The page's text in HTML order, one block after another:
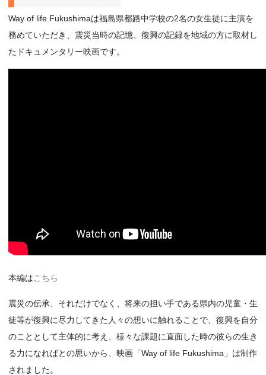
Way of life Fukushimaは福島県都路中学校の2名の女生徒に主演を
務めていただき、震災当時の記憶、復興の記録を地域の方に取材し
たドキュメンタリー映画です。
本編はこちら
震災の伝承、それだけでなく、将来の担い手である県内の児童・生
徒等が復興に尽力してきた人々の想いに触れることで、復興を自分
のこととして主体的に考え、様々な課題に直面した時の彼らの生き
る力になればとの思いから、映画「Way of life Fukushima」は制作
されました。